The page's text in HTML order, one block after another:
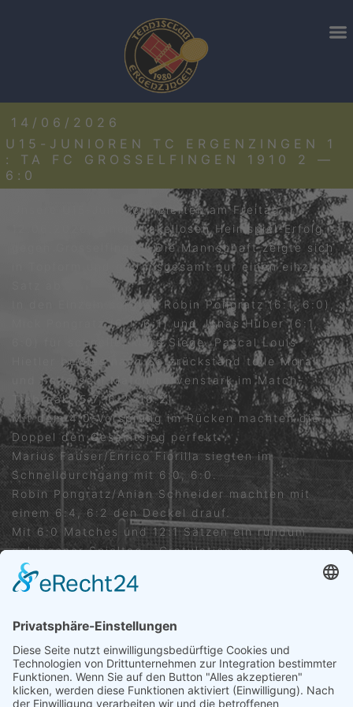
14/06/2026
U15-JUNIOREN TC ERGENZINGEN 1
: TA FC GROSSELFINGEN 1910 2 —
6:0
Unsere U15-Junioren feierten am Freitag,
12.06.2026, einen makellosen Heimspiel-Erfolg
gegen Grosselfingen. Die Mannschaft zeigte sich
in Topform und gab insgesamt nur einen einzigen
In den Einzeln sorgten Robin Pongratz (6:1, 6:0),
Mick Pongratz (6:1, 6:1) und Jonas Huber (6:1,
6:0) für schnelle, klare Siege. Pascal Louis
Hietler bewies nach Satzrückstand tolle Moral
und holte sein Match nervenstark im Match-
Tiebreak (5:7, 6:2, 10:2).
Mit dem 4:0-Vorsprung im Rücken machten die
Doppel den Gesamtsieg perfekt:
Marius Fauser/Enrico Fiorilla siegten im
Schnelldurchgang mit 6:0, 6:0.
Robin Pongratz/Anian Schneider machten mit
einem 6:4, 6:2 den Deckel drauf.
Mit 6:0 Matches und 12:1 Sätzen ein rundum
gelungener Spieltag – Gratulation an das gesamte
Team!
U18-Juniorinnen TC Ergenzingen : TC Nehren 1 5:1
Trete uns ganz einfach bei ...